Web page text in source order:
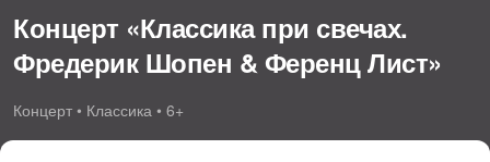
Концерт «Классика при свечах.
Фредерик Шопен & Ференц Лист»
Концерт • Классика • 6+